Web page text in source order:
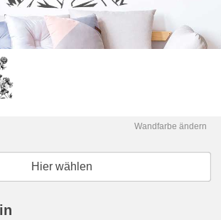
Wandfarbe ändern
Hier wählen